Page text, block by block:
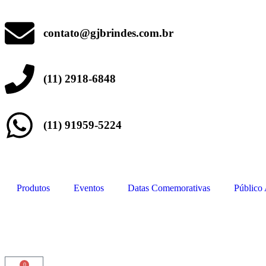
contato@gjbrindes.com.br
(11) 2918-6848
(11) 91959-5224
Produtos Eventos Datas Comemorativas Público